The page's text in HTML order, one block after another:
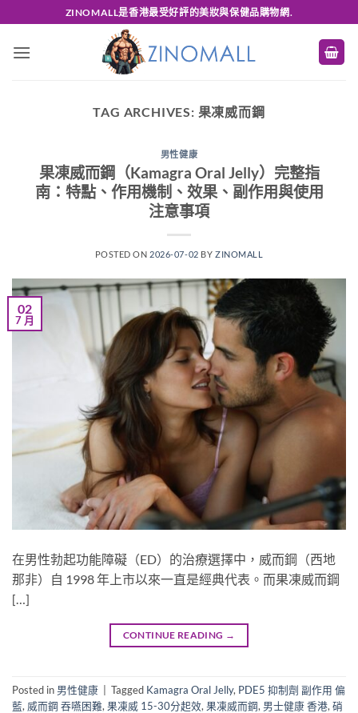
to
content
ZINOMALL是香港最受好評的美妝與保健品購物網.
TAG ARCHIVES: 果凍威而鋼
男性健康
果凍威而鋼（Kamagra Oral Jelly）完整指
南：特點、作用機制、效果、副作用與使用
注意事項
POSTED ON 2026-07-02 BY ZINOMALL
02
7 月
在男性勃起功能障礙（ED）的治療選擇中，威而鋼（西地
那非）自 1998 年上市以來一直是經典代表。而果凍威而鋼
[…]
CONTINUE READING →
Posted in 男性健康 Tagged Kamagra Oral Jelly, PDE5 抑制劑 副作用 偏
藍, 威而鋼 吞嚥困難, 果凍威 15-30分起效, 果凍威而鋼, 男士健康 香港, 硝